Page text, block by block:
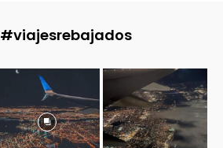
#viajesrebajados